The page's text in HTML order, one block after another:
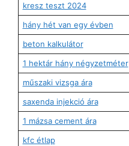
kresz teszt 2024
hány hét van egy évben
beton kalkulátor
1 hektár hány négyzetméter
műszaki vizsga ára
saxenda injekció ára
1 mázsa cement ára
kfc étlap